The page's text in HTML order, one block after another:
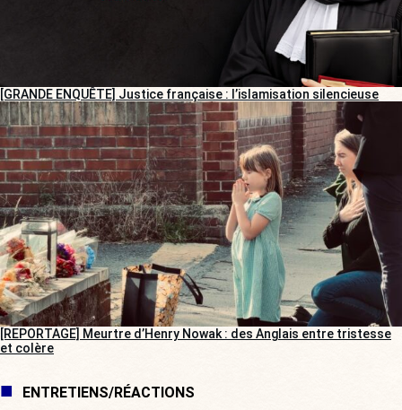
[GRANDE ENQUÊTE] Justice française : l’islamisation silencieuse
[REPORTAGE] Meurtre d’Henry Nowak : des Anglais entre tristesse
et colère
ENTRETIENS/RÉACTIONS